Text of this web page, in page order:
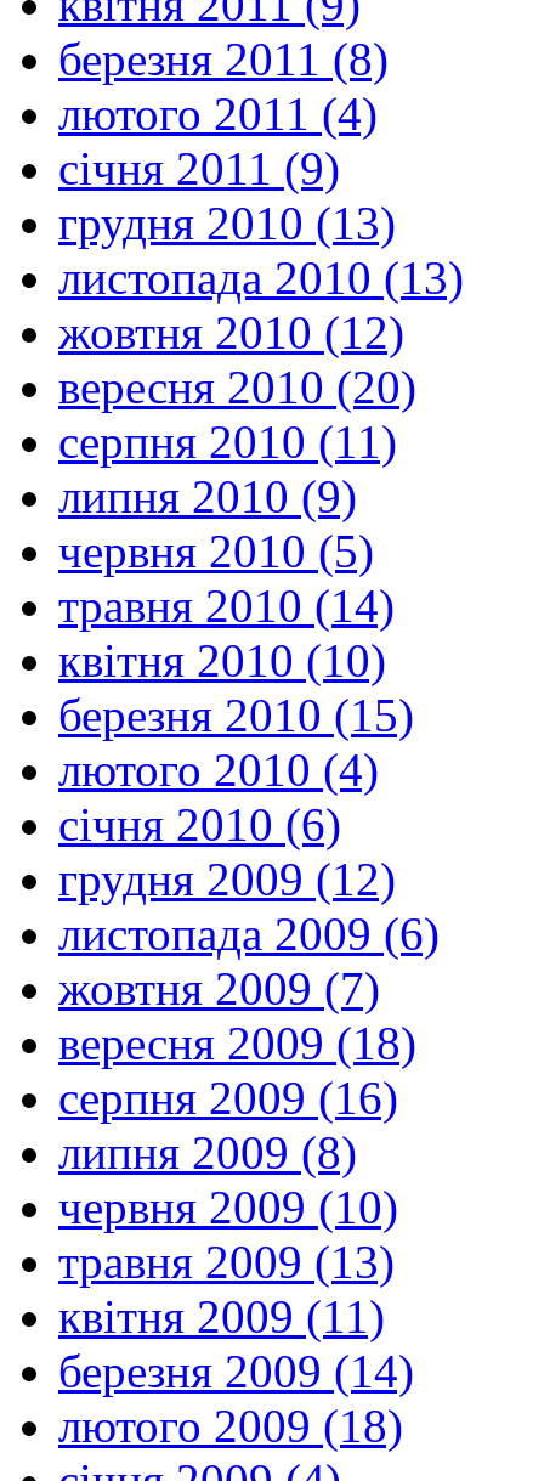
березня 2011 (8)
лютого 2011 (4)
січня 2011 (9)
грудня 2010 (13)
листопада 2010 (13)
жовтня 2010 (12)
вересня 2010 (20)
серпня 2010 (11)
липня 2010 (9)
червня 2010 (5)
травня 2010 (14)
квітня 2010 (10)
березня 2010 (15)
лютого 2010 (4)
січня 2010 (6)
грудня 2009 (12)
листопада 2009 (6)
жовтня 2009 (7)
вересня 2009 (18)
серпня 2009 (16)
липня 2009 (8)
червня 2009 (10)
травня 2009 (13)
квітня 2009 (11)
березня 2009 (14)
лютого 2009 (18)